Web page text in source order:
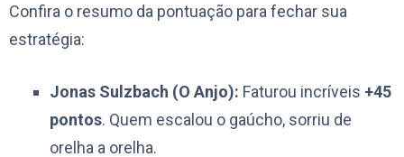
Confira o resumo da pontuação para fechar sua
estratégia:
Jonas Sulzbach (O Anjo): Faturou incríveis +45
pontos. Quem escalou o gaúcho, sorriu de
orelha a orelha.